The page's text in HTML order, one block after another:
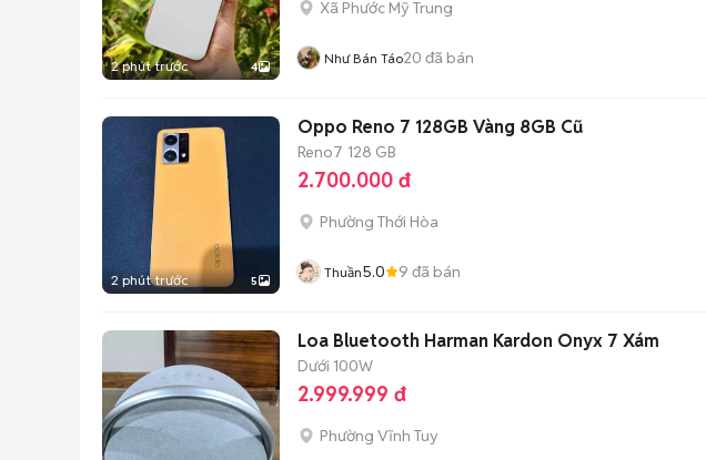
2 phút trước 4
Xã Phước Mỹ Trung
Như Bán Táo20 đã bán
2 phút trước 5
Oppo Reno 7 128GB Vàng 8GB Cũ
Reno7 128 GB
2.700.000 đ
Phường Thới Hòa
Thuần5.0 9 đã bán
Loa Bluetooth Harman Kardon Onyx 7 Xám
Dưới 100W
2.999.999 đ
Phường Vĩnh Tuy